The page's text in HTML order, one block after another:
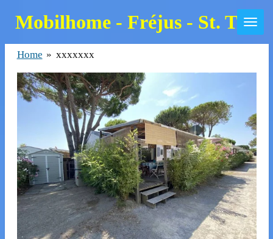
Zum
Hauptinhalt
springen
Mobilhome - Fréjus - St.
Home » xxxxxxx